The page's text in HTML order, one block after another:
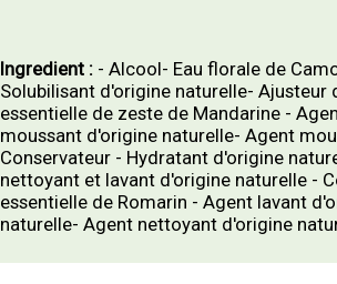
Ingredient : - Alcool- Eau florale de
Solubilisant d'origine naturelle- Ajusteur
essentielle de zeste de Mandarine -
moussant d'origine naturelle- Agent
Conservateur - Hydratant d'origine
nettoyant et lavant d'origine naturelle -
essentielle de Romarin - Agent lavant
naturelle- Agent nettoyant d'origine